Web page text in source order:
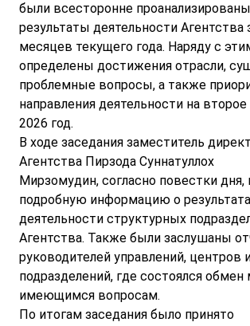
были всесторонне
результаты деятельности Агентства
месяцев текущего года. Наряду с
определены достижения отрасли,
проблемные вопросы, а также
направления деятельности на второе
2026 год.
В ходе заседания заместитель
Агентства Пирзода Суннатуллох
Мирзомудин, согласно повестки дня,
подробную информацию о
деятельности структурных
Агентства. Также были заслушаны
руководителей управлений, центров
подразделений, где состоялся
имеющимся вопросам.
По итогам заседания было принято